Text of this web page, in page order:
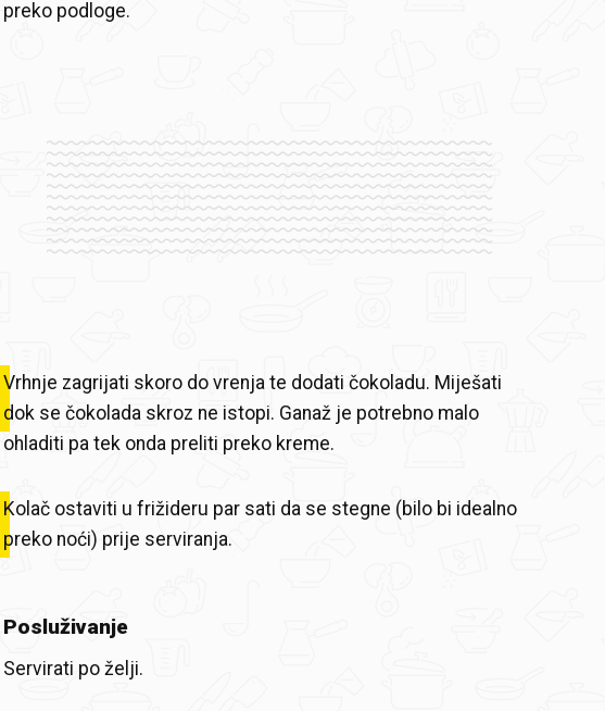
preko podloge.
Vrhnje zagrijati skoro do vrenja te dodati čokoladu. Miješati
dok se čokolada skroz ne istopi. Ganaž je potrebno malo
ohladiti pa tek onda preliti preko kreme.
Kolač ostaviti u frižideru par sati da se stegne (bilo bi idealno
preko noći) prije serviranja.
Posluživanje
Servirati po želji.